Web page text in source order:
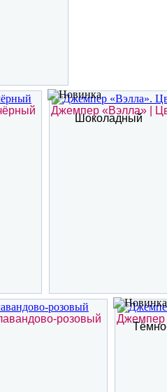
Джемпер «Вэлла» |
Шоколадный
розовый Джемпер